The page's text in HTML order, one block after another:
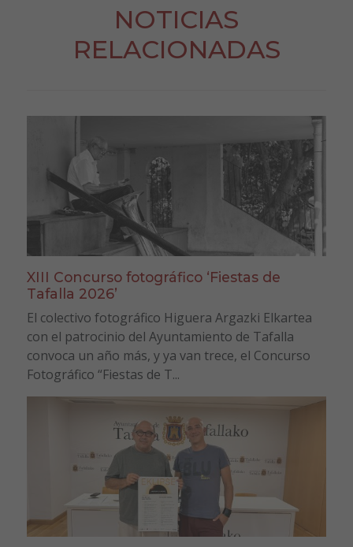
NOTICIAS
RELACIONADAS
XIII Concurso fotográfico ‘Fiestas de
Tafalla 2026’
El colectivo fotográfico Higuera Argazki Elkartea
con el patrocinio del Ayuntamiento de Tafalla
convoca un año más, y ya van trece, el Concurso
Fotográfico “Fiestas de T...